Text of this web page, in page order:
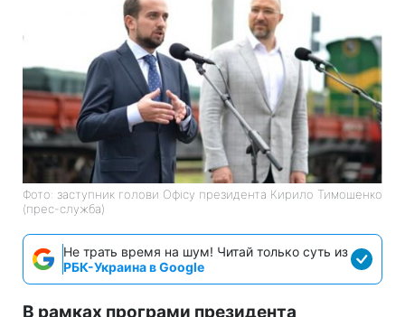
Фото: заступник голови Офісу президента Кирило Тимошенко
(прес-служба)
Не трать время на шум! Читай только суть из
РБК-Украина в Google
В рамках програми президента